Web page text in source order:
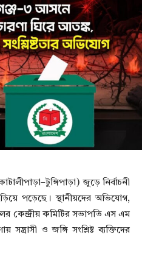
জুড়ে নির্বাচনী
পড়েছে। স্থানীয়দের অভিযোগ,
কেন্দ্রীয় কমিটির সভাপতি এস এম
সন্ত্রাসী ও জঙ্গি সংশ্লিষ্ট ব্যক্তিদের